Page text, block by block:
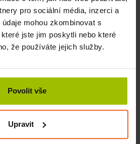
pro sociální média, inzerci a
mohou zkombinovat s
jste jim poskytli nebo které
že používáte jejich služby.
Povolit vše
Upravit
člověka, 70 x 48 cm
stroj CuraMotion Exer4
Kč